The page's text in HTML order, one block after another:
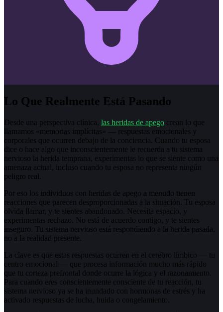
Lo Que Realmente Está Pasando
Desde una perspectiva clínica, las heridas de apego crean lo que
llamamos «memorias implícitas» — respuestas emocionales y
corporales que ocurren debajo de la conciencia. Cuando tu esposa
dice o hace algo que inconscientemente le recuerda a tu sistema
nervioso la herida temprana, experimentas lo que se siente como una
amenaza actual, incluso cuando tu esposa no representa ningún
peligro real.
Por eso los individuos con heridas de apego a menudo tienen
reacciones que parecen desproporcionadas a la situación. Tu esposa
olvida llamar, y te sientes abandonado. Necesita espacio, y
experimentas rechazo. No está de acuerdo contigo, y te sientes
inseguro. Tu sistema nervioso está respondiendo a la herida pasada,
no a la realidad presente.
La clave es que estas respuestas ocurren en el cerebro límbico — tu
centro emocional — que procesa información mucho más rápido
que tu corteza prefrontal donde ocurre la lógica y el razonamiento.
Para cuando eres conscientemente consciente de tu reacción, tu
sistema nervioso ya se ha inundado con hormonas de estrés y ha
activado respuestas de lucha, huida o congelamiento.